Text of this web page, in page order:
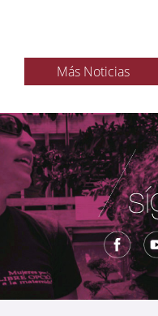
Más Noticias